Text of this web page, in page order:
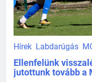
Hírek Labdarúgás
Ellenfelünk
jutottunk tovább a